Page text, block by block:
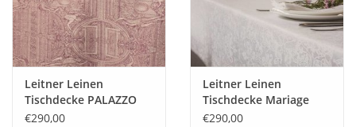
Leitner Leinen
Tischdecke PALAZZO
201 - Reinleinen mit
€290,00
Leitner Leinen
Tischdecke Mariage
Des.30
€290,00